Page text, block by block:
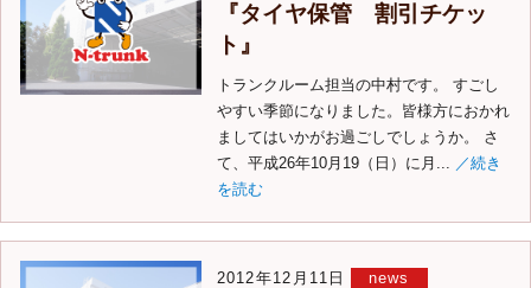
『タイヤ保管 割引チケッ
ト』
トランクルーム担当の中村です。 すごし
やすい季節になりました。皆様方におかれ
ましてはいかがお過ごしでしょうか。 さ
て、平成26年10月19（日）に月... ／続き
を読む
2012年12月11日 news